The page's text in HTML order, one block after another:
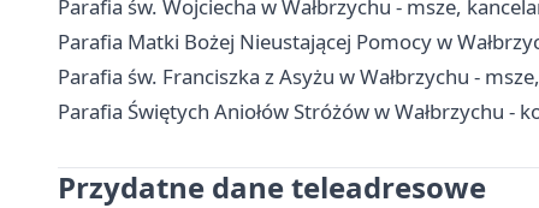
Parafia św. Wojciecha w Wałbrzychu - msze,
Parafia Matki Bożej Nieustającej Pomocy w
Parafia św. Franciszka z Asyżu w Wałbrzychu -
Parafia Świętych Aniołów Stróżów w Wałbrzychu -
Przydatne dane teleadresowe